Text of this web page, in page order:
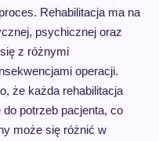
Rehabilitacja ma na
psychicznej oraz
z różnymi
operacji.
że każda rehabilitacja
potrzeb pacjenta, co
może się różnić w